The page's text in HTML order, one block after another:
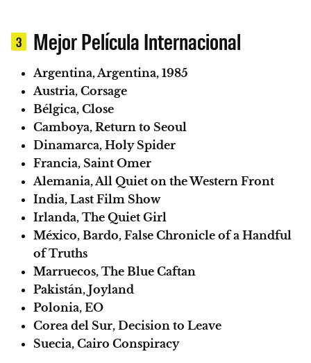
3 Mejor Película Internacional
Argentina, Argentina, 1985
Austria, Corsage
Bélgica, Close
Camboya, Return to Seoul
Dinamarca, Holy Spider
Francia, Saint Omer
Alemania, All Quiet on the Western Front
India, Last Film Show
Irlanda, The Quiet Girl
México, Bardo, False Chronicle of a Handful
of Truths
Marruecos, The Blue Caftan
Pakistán, Joyland
Polonia, EO
Corea del Sur, Decision to Leave
Suecia, Cairo Conspiracy